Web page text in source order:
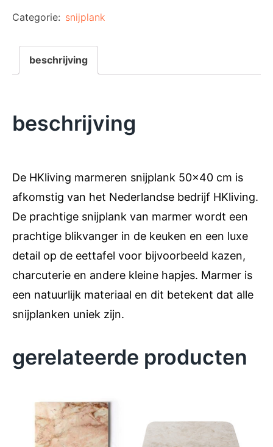
Categorie: snijplank
beschrijving
beschrijving
De HKliving marmeren snijplank 50×40 cm is
afkomstig van het Nederlandse bedrijf HKliving.
De prachtige snijplank van marmer wordt een
prachtige blikvanger in de keuken en een luxe
detail op de eettafel voor bijvoorbeeld kazen,
charcuterie en andere kleine hapjes. Marmer is
een natuurlijk materiaal en dit betekent dat alle
snijplanken uniek zijn.
gerelateerde producten